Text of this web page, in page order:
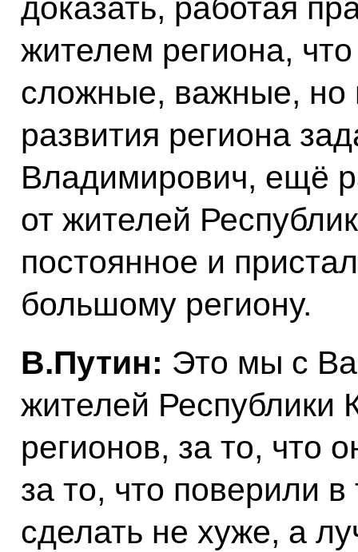
доказать, работая
жителем региона,
сложные, важные, но
развития региона
Владимирович, ещё
от жителей
постоянное и
большому региону.
В.Путин: Это мы с
жителей Республики
регионов, за то, что
за то, что поверили
сделать не хуже, а